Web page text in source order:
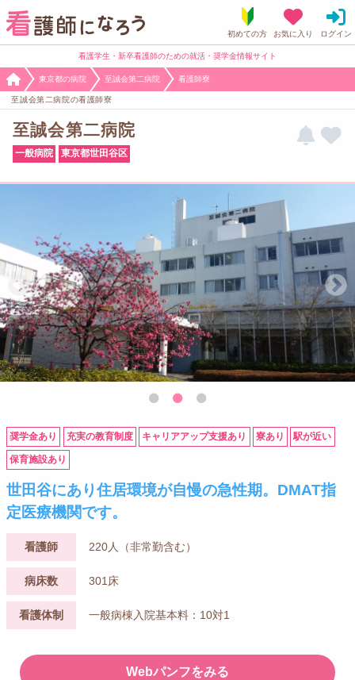
看護学生・新卒看護師のための就活・奨学金情報サイト
東京都の病院 至誠会第二病院 看護師寮
至誠会第二病院の看護師寮
至誠会第二病院
一般病院 東京都世田谷区
奨学金あり 充実の教育制度 キャリアアップ支援あり 寮あり 駅が近い
保育施設あり
世田谷にあり住居環境が自慢の急性期。DMAT指
定医療機関です。
看護師 220人（非常勤含む）
病床数 301床
看護体制 一般病棟入院基本料：10対1
Webパンフをみる